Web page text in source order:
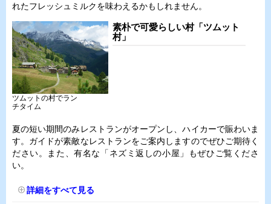
れたフレッシュミルクを味わえるかもしれません。
素朴で可愛らしい村「ツムット
村」
ツムットの村でラン
チタイム
夏の短い期間のみレストランがオープンし、ハイカーで賑わいま
す。ガイドが素敵なレストランをご案内しますのでぜひご期待く
ださい。また、有名な「ネズミ返しの小屋」もぜひご覧くださ
い。
詳細をすべて見る